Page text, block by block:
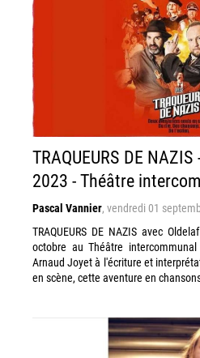
TRAQUEURS DE
2023 - Théâtre
Pascal Vannier, vendredi 01
TRAQUEURS DE NAZIS avec
octobre au Théâtre
Arnaud Joyet à l'écriture et
en scène, cette aventure en